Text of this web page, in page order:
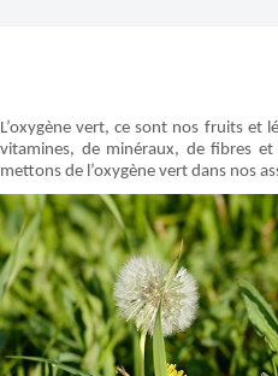
L’oxygène vert, ce sont nos fruits et
vitamines, de minéraux, de fibres
mettons de l’oxygène vert dans nos